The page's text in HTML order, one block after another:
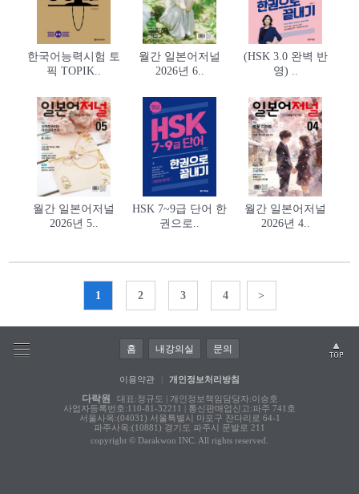
한국어능력시험 토
픽 TOPIK..
월간 일본어저널
2026년 6..
(HSK 3.0 완벽 반
영) ..
월간 일본어저널
2026년 5..
HSK 7~9급 단어 한
권으로..
월간 일본어저널
2026년 4..
1 2 3 4 >
홈 내강의실 문의
이용약관 개인정보처리방침
다락원
대표:정규도 | 개인정보책임담당자:이승호
사업자등록번호:110-81-32211 | 통신판매업신고:파주 741호
서울사옥:(04031) 서울특별시 마포구 잔다리로 64-1
파주사옥:(10881) 경기도 파주시 문발로 211
copyright © Darakwon INC. All rights reserved.